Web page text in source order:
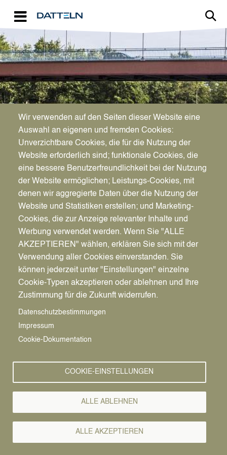
Umgeben von Wasser
Pfadnavigation
Startseite
Überschwemmungen treten häufiger auf
& -risikoarten
In der Vergangenheit sind in Europa immer öfter
Hochwasserereignisse (z. B. in Deutschland 1997
an der Oder und 2002 an der Elbe) aufgetreten, die
Überschwemmungsflächen verbunden waren. Das
hat dazu geführt, dass die Europäische Union 2007
Wir verwenden auf den Seiten dieser Website eine
Auswahl an eigenen und fremden Cookies:
Unverzichtbare Cookies, die für die Nutzung der
Website erforderlich sind; funktionale Cookies, die
eine bessere Benutzerfreundlichkeit bei der Nutzung
der Website ermöglichen; Leistungs-Cookies, mit
denen wir aggregierte Daten über die Nutzung der
Website und Statistiken erstellen; und Marketing-
Cookies, die zur Anzeige relevanter Inhalte und
Werbung verwendet werden. Wenn Sie "ALLE
AKZEPTIEREN" wählen, erklären Sie sich mit der
Verwendung aller Cookies einverstanden. Sie
können jederzeit unter "Einstellungen" einzelne
Cookie-Typen akzeptieren oder ablehnen und Ihre
Zustimmung für die Zukunft widerrufen.
Datenschutzbestimmungen
Impressum
Cookie-Dokumentation
COOKIE-EINSTELLUNGEN
ALLE ABLEHNEN
ALLE AKZEPTIEREN